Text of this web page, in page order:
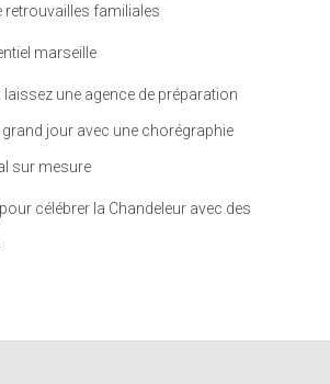
retrouvailles familiales
marseille
laissez une agence de préparation
jour avec une chorégraphie
sur mesure
célébrer la Chandeleur avec des